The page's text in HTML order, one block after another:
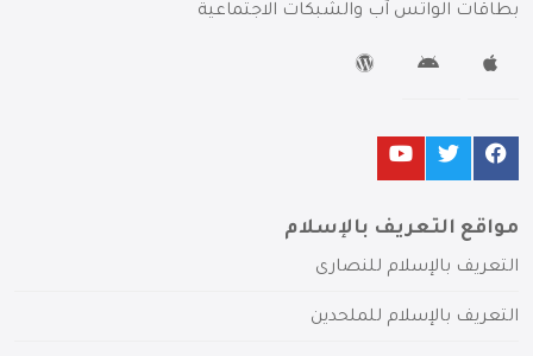
بطاقات الواتس آب والشبكات الاجتماعية
مواقع التعريف بالإسلام
التعريف بالإسلام للنصارى
التعريف بالإسلام للملحدين